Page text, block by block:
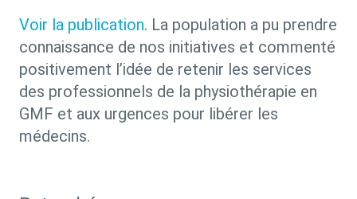
Voir la publication. La population a pu prendre
connaissance de nos initiatives et commenté
positivement l’idée de retenir les services
des professionnels de la physiothérapie en
GMF et aux urgences pour libérer les
médecins.